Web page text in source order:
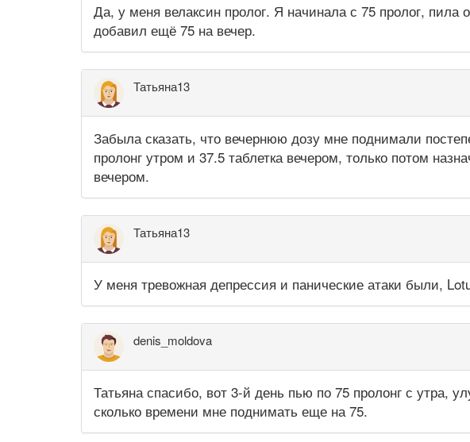
Да, у меня велаксин пролог. Я начинала с 75 пролог, пила
добавил ещё 75 на вечер.
Татьяна13
Забыла сказать, что вечернюю дозу мне поднимали
пролонг утром и 37.5 таблетка вечером, только потом
вечером.
Татьяна13
У меня тревожная депрессия и панические атаки были,
denis_moldova
Татьяна спасибо, вот 3-й день пью по 75 пролонг с утра,
сколько времени мне поднимать еще на 75.